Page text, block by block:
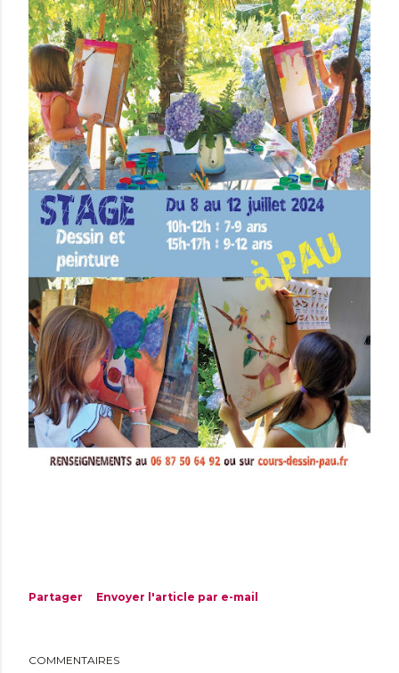
Partager Envoyer l'article par e-mail
COMMENTAIRES